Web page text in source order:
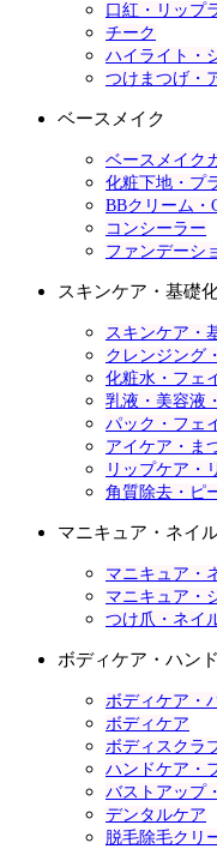
口紅・リップ
チーク
ハイライト・
つけまつげ・
ベースメイク
ベースメイク
化粧下地・プ
BBクリーム・
コンシーラー
ファンデーシ
スキンケア・基礎
スキンケア・
クレンジング
化粧水・フェ
乳液・美容液
パック・フェ
アイケア・ま
リップケア・
角質除去・ピ
マニキュア・ネイ
マニキュア・
マニキュア・
つけ爪・ネイ
ボディケア・ハン
ボディケア・
ボディケア
ボディスクラ
ハンドケア・
バストアップ
デンタルケア
脱毛除毛クリ